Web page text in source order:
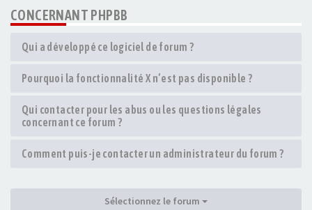
CONCERNANT PHPBB
Qui a développé ce logiciel de forum ?
Pourquoi la fonctionnalité X n’est pas disponible ?
Qui contacter pour les abus ou les questions légales
concernant ce forum ?
Comment puis-je contacter un administrateur du forum ?
Sélectionnez le forum